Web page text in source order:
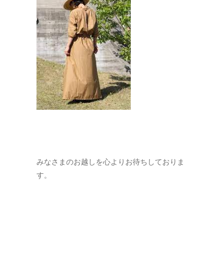
みなさまのお越しを心よりお待ちしておりま
す。